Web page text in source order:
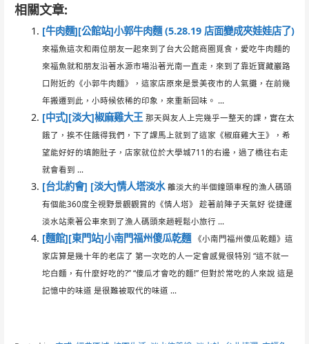
相關文章:
[牛肉麵][公館站]小郭牛肉麵 (5.28.19 店面變成夾娃娃店了)
來福魚這次和兩位朋友一起來到了台大公館商圈覓食，愛吃牛肉麵的
來福魚就和朋友沿著水源市場沿著光南一直走，來到了靠近寶藏巖路
口附近的《小郭牛肉麵》，這家店原來是景美夜市的人氣攤，在前幾
年搬遷到此，小時候依稀的印象，來重新回味。 ...
[中式][淡大]椒麻雞大王 那天與友人上完幾乎一整天的課，實在太
餓了，挨不住餓得我們，下了課馬上就到了這家《椒麻雞大王》，希
望能好好的填飽肚子，店家就位於大學城711的右邊，過了橋往右走
就會看到 ...
[台北約會] [淡大]情人塔淡水 離淡大約半個鐘頭車程的漁人碼頭
有個能360度全視野景觀觀賞的《情人塔》 趁著前陣子天氣好 從捷運
淡水站乘著公車來到了漁人碼頭來趟輕鬆小旅行 ...
[麵館][東門站]小南門福州傻瓜乾麵
《小南門福州傻瓜乾麵》這
家店算是幾十年的老店了 第一次吃的人一定會感覺很特別 “這不就一
坨白麵，有什麼好吃的?” “傻瓜才會吃的麵!” 但對於常吃的人來說 這是
記憶中的味道 是很難被取代的味道 ...